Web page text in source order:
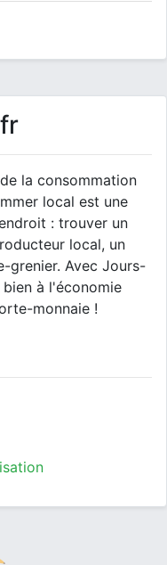
la consommation
local est une
: trouver un
local, un
grenier. Avec Jours-
à l'économie
monnaie !